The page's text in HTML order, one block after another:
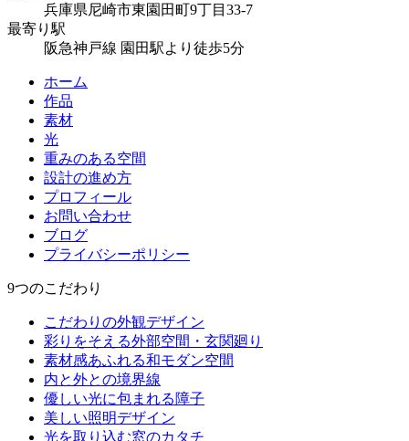
兵庫県尼崎市東園田町9丁目33-7
最寄り駅
阪急神戸線 園田駅より徒歩5分
ホーム
作品
素材
光
重みのある空間
設計の進め方
プロフィール
お問い合わせ
ブログ
プライバシーポリシー
9つのこだわり
こだわりの外観デザイン
彩りをそえる外部空間・玄関廻り
素材感あふれる和モダン空間
内と外との境界線
優しい光に包まれる障子
美しい照明デザイン
光を取り込む窓のカタチ